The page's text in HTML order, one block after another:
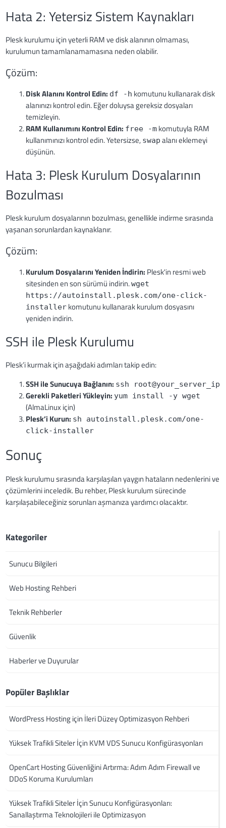
Hata 2: Yetersiz Sistem Kaynakları
Plesk kurulumu için yeterli RAM ve disk alanının olmaması,
kurulumun tamamlanamamasına neden olabilir.
Çözüm:
Disk Alanını Kontrol Edin: df -h komutunu kullanarak disk
alanınızı kontrol edin. Eğer doluysa gereksiz dosyaları
temizleyin.
RAM Kullanımını Kontrol Edin: free -m komutuyla RAM
kullanımınızı kontrol edin. Yetersizse, swap alanı eklemeyi
düşünün.
Hata 3: Plesk Kurulum Dosyalarının
Bozulması
Plesk kurulum dosyalarının bozulması, genellikle indirme sırasında
yaşanan sorunlardan kaynaklanır.
Çözüm:
Kurulum Dosyalarını Yeniden İndirin: Plesk'in resmi web
sitesinden en son sürümü indirin.wget
https://autoinstall.plesk.com/one-click-
installer komutunu kullanarak kurulum dosyasını
yeniden indirin.
SSH ile Plesk Kurulumu
Plesk’i kurmak için aşağıdaki adımları takip edin:
SSH ile Sunucuya Bağlanın: ssh root@your_server_ip
Gerekli Paketleri Yükleyin: yum install -y wget
(AlmaLinux için)
Plesk’i Kurun: sh autoinstall.plesk.com/one-
click-installer
Sonuç
Plesk kurulumu sırasında karşılaşılan yaygın hataların nedenlerini ve
çözümlerini inceledik. Bu rehber, Plesk kurulum sürecinde
karşılaşabileceğiniz sorunları aşmanıza yardımcı olacaktır.
Kategoriler
Sunucu Bilgileri
Web Hosting Rehberi
Teknik Rehberler
Güvenlik
Haberler ve Duyurular
Popüler Başlıklar
WordPress Hosting için İleri Düzey Optimizasyon Rehberi
Yüksek Trafikli Siteler İçin KVM VDS Sunucu Konfigürasyonları
OpenCart Hosting Güvenliğini Artırma: Adım Adım Firewall ve
DDoS Koruma Kurulumları
Yüksek Trafikli Siteler İçin Sunucu Konfigürasyonları:
Sanallaştırma Teknolojileri ile Optimizasyon